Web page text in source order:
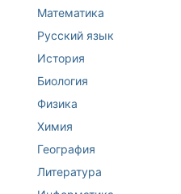
Математика
Русский язык
История
Биология
Физика
Химия
География
Литература